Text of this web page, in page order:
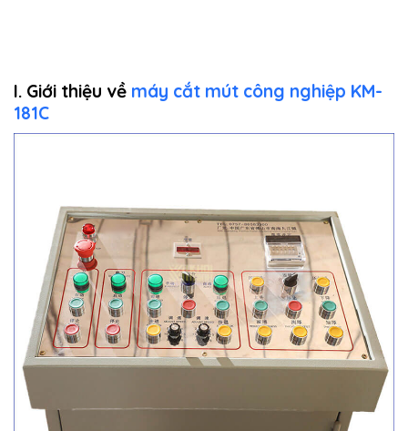
I. Giới thiệu về máy cắt mút công nghiệp KM-
181C